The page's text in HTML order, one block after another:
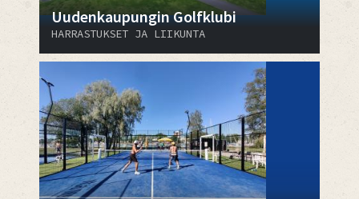
Uudenkaupungin Golfklubi
HARRASTUKSET JA LIIKUNTA